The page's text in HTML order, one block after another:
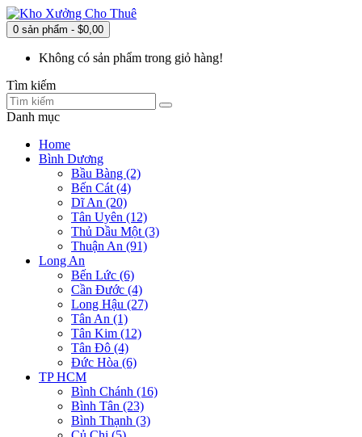
0 sản phẩm - $0,00
Không có sản phẩm trong giỏ hàng!
Tìm kiếm
Danh mục
Home
Bình Dương
Bầu Bàng (2)
Bến Cát (4)
Dĩ An (20)
Tân Uyên (12)
Thủ Dầu Một (3)
Thuận An (91)
Long An
Bến Lức (6)
Cần Đước (4)
Long Hậu (27)
Tân An (1)
Tân Kim (12)
Tân Đô (4)
Đức Hòa (6)
TP HCM
Bình Chánh (16)
Bình Tân (23)
Bình Thạnh (3)